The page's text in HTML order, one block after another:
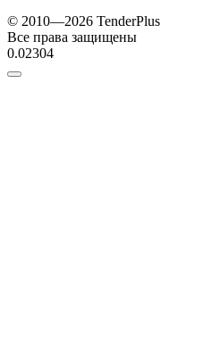
© 2010—2026 TenderPlus
Все права защищены
0.02304